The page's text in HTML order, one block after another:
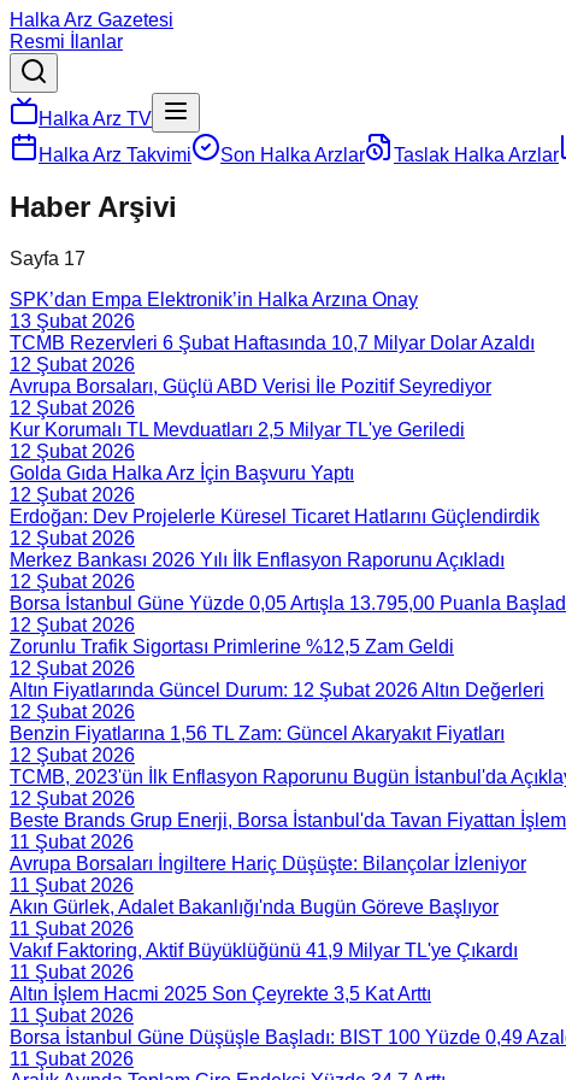
Halka Arz Gazetesi
Resmi İlanlar
Halka Arz TV
Halka Arz Takvimi
Son Halka Arzlar Taslak Halka Arzlar
Haber Arşivi
Sayfa 17
SPK’dan Empa Elektronik’in Halka Arzına Onay
13 Şubat 2026
TCMB Rezervleri 6 Şubat Haftasında 10,7 Milyar Dolar Azaldı
12 Şubat 2026
Avrupa Borsaları, Güçlü ABD Verisi İle Pozitif Seyrediyor
12 Şubat 2026
Kur Korumalı TL Mevduatları 2,5 Milyar TL'ye Geriledi
12 Şubat 2026
Golda Gıda Halka Arz İçin Başvuru Yaptı
12 Şubat 2026
Erdoğan: Dev Projelerle Küresel Ticaret Hatlarını Güçlendirdik
12 Şubat 2026
Merkez Bankası 2026 Yılı İlk Enflasyon Raporunu Açıkladı
12 Şubat 2026
Borsa İstanbul Güne Yüzde 0,05 Artışla 13.795,00 Puanla
12 Şubat 2026
Zorunlu Trafik Sigortası Primlerine %12,5 Zam Geldi
12 Şubat 2026
Altın Fiyatlarında Güncel Durum: 12 Şubat 2026 Altın Değerleri
12 Şubat 2026
Benzin Fiyatlarına 1,56 TL Zam: Güncel Akaryakıt Fiyatları
12 Şubat 2026
TCMB, 2023'ün İlk Enflasyon Raporunu Bugün İstanbul'da
12 Şubat 2026
Beste Brands Grup Enerji, Borsa İstanbul'da Tavan Fiyattan
11 Şubat 2026
Avrupa Borsaları İngiltere Hariç Düşüşte: Bilançolar İzleniyor
11 Şubat 2026
Akın Gürlek, Adalet Bakanlığı'nda Bugün Göreve Başlıyor
11 Şubat 2026
Vakıf Faktoring, Aktif Büyüklüğünü 41,9 Milyar TL'ye Çıkardı
11 Şubat 2026
Altın İşlem Hacmi 2025 Son Çeyrekte 3,5 Kat Arttı
11 Şubat 2026
Borsa İstanbul Güne Düşüşle Başladı: BIST 100 Yüzde 0,49
11 Şubat 2026